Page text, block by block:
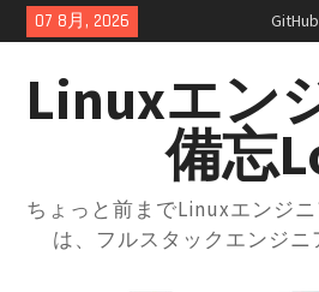
Skip
to
07 8月, 2026
｜コ
ド｜
方法
ブラ
方入
Linuxエン
備忘
ちょっと前までLinuxエンジ
は、フルスタックエンジニ